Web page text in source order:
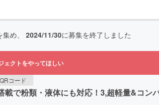
め、 2024/11/30に募集を終了しました
ェクトをやってほしい
QRコード
で粉類・液体にも対応！3,超軽量&コン